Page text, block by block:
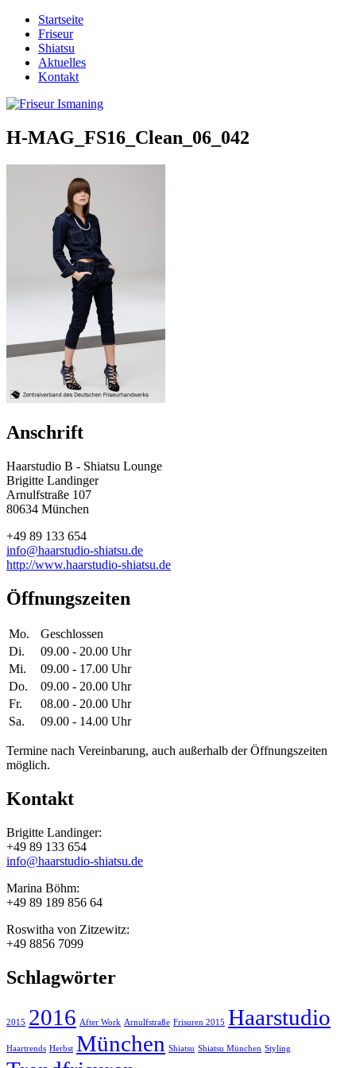
Startseite
Friseur
Shiatsu
Aktuelles
Kontakt
H-MAG_FS16_Clean_06_042
Anschrift
Haarstudio B - Shiatsu Lounge
Brigitte Landinger
Arnulfstraße 107
80634 München
+49 89 133 654
info@haarstudio-shiatsu.de
http://www.haarstudio-shiatsu.de
Öffnungszeiten
Mo.
Geschlossen
Di.
09.00 - 20.00 Uhr
Mi.
09.00 - 17.00 Uhr
Do.
09.00 - 20.00 Uhr
Fr.
08.00 - 20.00 Uhr
Sa.
09.00 - 14.00 Uhr
Termine nach Vereinbarung, auch außerhalb der Öffnungszeiten
möglich.
Kontakt
Brigitte Landinger:
+49 89 133 654
info@haarstudio-shiatsu.de
Marina Böhm:
+49 89 189 856 64
Roswitha von Zitzewitz:
+49 8856 7099
Schlagwörter
2015 2016 After Work Arnulfstraße Frisuren 2015 Haarstudio
Haartrends Herbst München Shiatsu Shiatsu München Styling